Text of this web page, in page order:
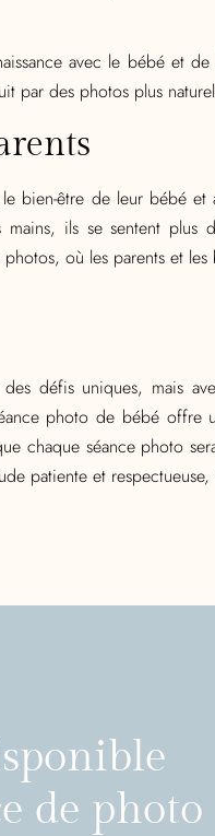
avec le bébé et
par des photos plus
le bien-être de leur bébé
ils se sentent plus
où les parents et
défis uniques, mais
photo de bébé offre
chaque séance photo
patiente et
de photo